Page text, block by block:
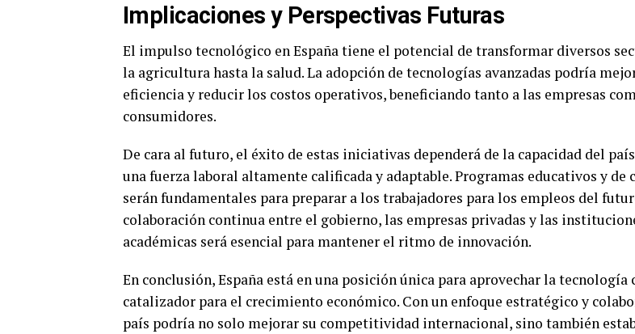
Implicaciones y Perspectivas Futuras
El impulso tecnológico en España tiene el potencial de transformar diversos
la agricultura hasta la salud. La adopción de tecnologías avanzadas podría
eficiencia y reducir los costos operativos, beneficiando tanto a las empresas
consumidores.
De cara al futuro, el éxito de estas iniciativas dependerá de la capacidad del
una fuerza laboral altamente calificada y adaptable. Programas educativos y de
serán fundamentales para preparar a los trabajadores para los empleos del
colaboración continua entre el gobierno, las empresas privadas y las
académicas será esencial para mantener el ritmo de innovación.
En conclusión, España está en una posición única para aprovechar la tecnología
catalizador para el crecimiento económico. Con un enfoque estratégico y
país podría no solo mejorar su competitividad internacional, sino también